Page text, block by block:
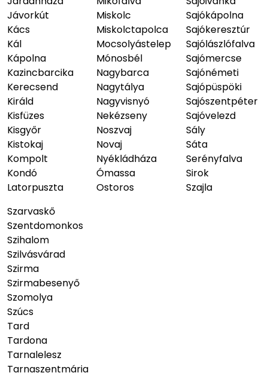
Jávorkút
Kács
Kál
Kápolna
Kazincbarcika
Kerecsend
Királd
Kisfüzes
Kisgyőr
Kistokaj
Kompolt
Kondó
Latorpuszta
Miskolc
Miskolctapolca
Mocsolyástelep
Mónosbél
Nagybarca
Nagytálya
Nagyvisnyó
Nekézseny
Noszvaj
Novaj
Nyékládháza
Ómassa
Ostoros
Sajókápolna
Sajókeresztúr
Sajólászlófalva
Sajómercse
Sajónémeti
Sajópüspöki
Sajószentpéter
Sajóvelezd
Sály
Sáta
Serényfalva
Sirok
Szajla
Szarvaskő
Szentdomonkos
Szihalom
Szilvásvárad
Szirma
Szirmabesenyő
Szomolya
Szúcs
Tard
Tardona
Tarnalelesz
Tarnaszentmária